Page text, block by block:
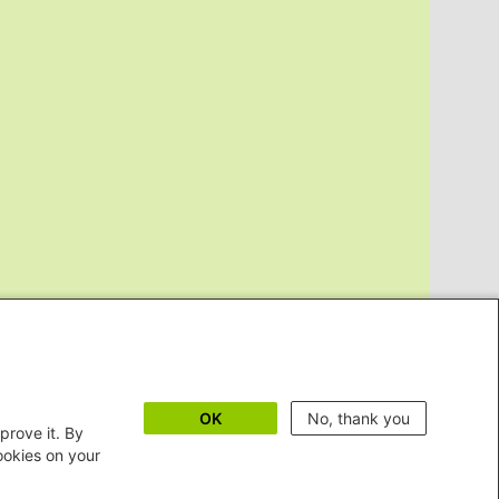
it. By
on your
OK No, thank you